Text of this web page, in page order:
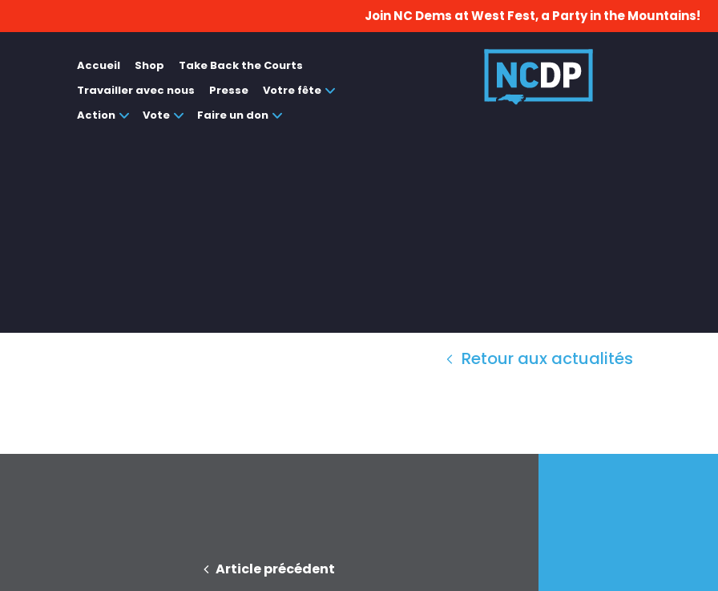
Join NC Dems at West Fest, a Party in the Mountains!
Accueil Shop
Take Back the Courts
Travailler avec nous
Presse
Votre fête
Action
Vote Faire un don
Retour aux actualités
Article précédent